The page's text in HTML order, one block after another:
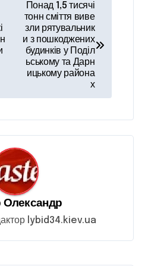
Понад 1,5 тисячі
тонн сміття виве
зли рятувальник
и з пошкоджених
будинків у Поділ
ьському та Дарн
ицькому района
х
Олександр
lybid34.kiev.ua